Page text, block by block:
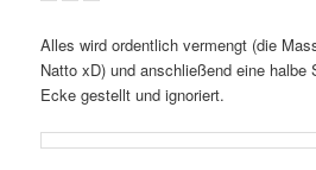
Alles wird ordentlich vermengt (die
Natto xD) und anschließend eine halbe
Ecke gestellt und ignoriert.